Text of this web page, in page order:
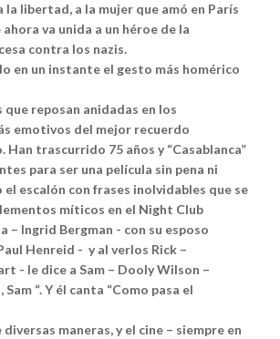
la libertad, a la mujer que amó en París
va unida a un héroe de la
contra los nazis.
en un instante el gesto más homérico
que reposan anidadas en los
emotivos del mejor recuerdo
Han trascurrido 75 años y “Casablanca”
para ser una película sin pena ni
el escalón con frases inolvidables que se
míticos en el Night Club
– Ingrid Bergman - con su esposo
Henreid - y al verlos Rick –
- le dice a Sam – Dooly Wilson –
“. Y él canta “Como pasa el
maneras, y el cine – siempre en